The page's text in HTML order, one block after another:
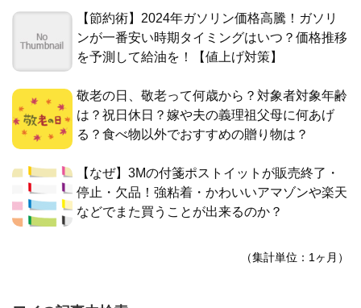
【節約術】2024年ガソリン価格高騰！ガソリ
ンが一番安い時期タイミングはいつ？価格推移
を予測して給油を！【値上げ対策】
敬老の日、敬老って何歳から？対象者対象年齢
は？祝日休日？嫁や夫の義理祖父母に何あげ
る？食べ物以外でおすすめの贈り物は？
【なぜ】3Mの付箋ポストイットが販売終了・
停止・欠品！強粘着・かわいいアマゾンや楽天
などでまた買うことが出来るのか？
（集計単位：1ヶ月）